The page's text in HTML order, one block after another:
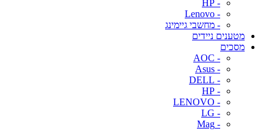
- HP
- Lenovo
- מחשבי גיימינג
מטענים ניידים
מסכים
- AOC
- Asus
- DELL
- HP
- LENOVO
- LG
- Mag